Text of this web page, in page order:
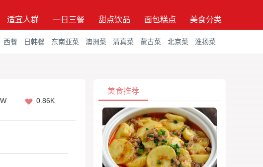
适宜人群 一日三餐 甜点饮品 面包糕点 美食分类
西餐 日韩餐 东南亚菜 澳洲菜 清真菜 蒙古菜 北京菜 淮扬菜
0.86K
美食推荐